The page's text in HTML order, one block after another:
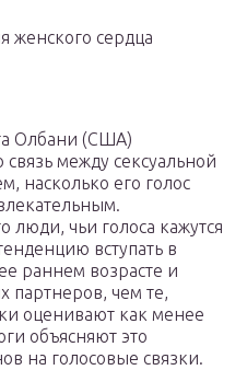
женского сердца
Олбани (США)
между сексуальной
насколько его голос
люди, чьи голоса кажутся
вступать в
раннем возрасте и
партнеров, чем те,
оценивают как менее
объясняют это
на голосовые связки.